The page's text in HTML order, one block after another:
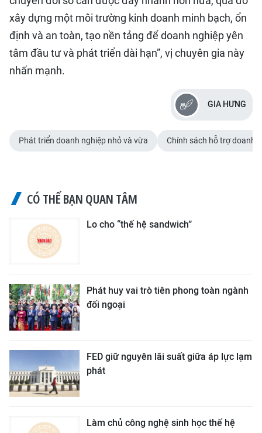
xây dựng một môi trường kinh doanh minh bạch, ổn
định và an toàn, tạo nền tảng để doanh nghiệp yên
tâm đầu tư và phát triển dài hạn”, vị chuyên gia này
nhấn mạnh.
GIA HƯNG
Phát triển doanh nghiệp nhỏ và vừa Chính sách hỗ trợ doanh
CÓ THỂ BẠN QUAN TÂM
Lo cho “thế hệ sandwich”
Phát huy vai trò tiên phong toàn ngành
đối ngoại
FED giữ nguyên lãi suất giữa áp lực lạm
phát
Làm chủ công nghệ sinh học thế hệ